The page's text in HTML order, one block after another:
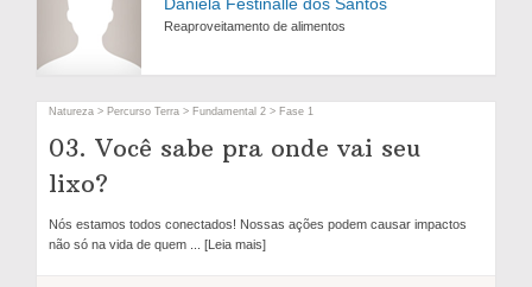
Reaproveitamento de alimentos
Natureza > Percurso Terra > Fundamental 2 > Fase 1
03. Você sabe pra onde vai seu
lixo?
Nós estamos todos conectados! Nossas ações podem causar impactos
não só na vida de quem ... [Leia mais]